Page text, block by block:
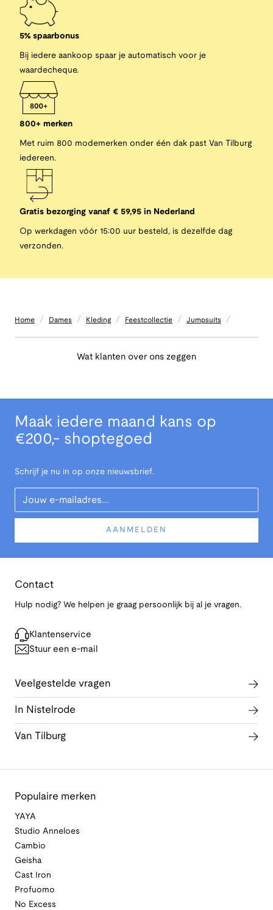
5% spaarbonus
Bij iedere aankoop spaar je automatisch voor je
waardecheque.
800+ merken
Met ruim 800 modemerken onder één dak past Van Tilburg
iedereen.
Gratis bezorging vanaf € 59,95 in Nederland
Op werkdagen vóór 15:00 uur besteld, is dezelfde dag
verzonden.
Home / Dames / Kleding / Feestcollectie / Jumpsuits /
Wat klanten over ons zeggen
Maak iedere maand kans op
€200,- shoptegoed
Schrijf je nu in op onze nieuwsbrief.
Your Email
AANMELDEN
Contact
Hulp nodig? We helpen je graag persoonlijk bij al je vragen.
Klantenservice
Stuur een e-mail
Veelgestelde vragen
In Nistelrode
Van Tilburg
Populaire merken
YAYA
Studio Anneloes
Cambio
Geisha
Cast Iron
Profuomo
No Excess